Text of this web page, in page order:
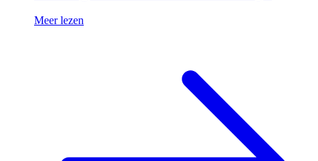
Meer lezen